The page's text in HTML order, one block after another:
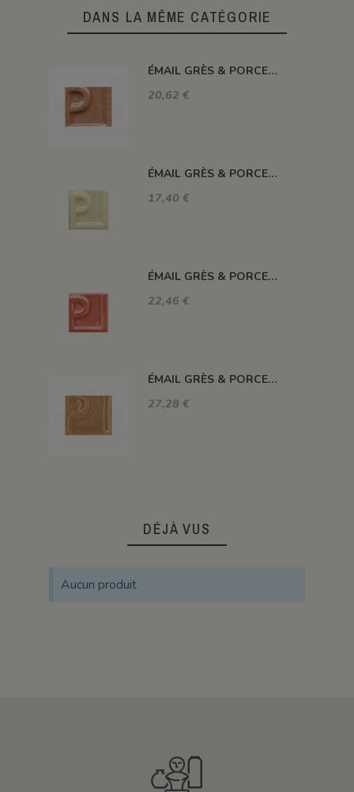
DANS LA MÊME CATÉGORIE
ÉMAIL GRÈS & PORCELAINE SANS PLOMB ROSE SAUMONÉ 010586
20,62 €
ÉMAIL GRÈS & PORCELAINE SANS PLOMB CRISTALLISÉ JAUNE 010275/2
17,40 €
ÉMAIL GRÈS & PORCELAINE SANS PLOMB ROUGE CORAIL E63042/1
22,46 €
ÉMAIL GRÈS & PORCELAINE SANS PLOMB ROSE PÊCHE 010589
27,28 €
DÉJÀ VUS
Aucun produit